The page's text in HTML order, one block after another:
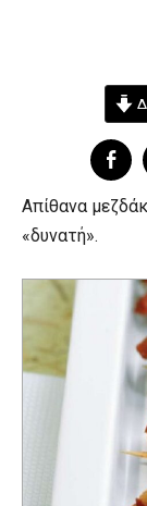
Απίθανα
«δυνατή».